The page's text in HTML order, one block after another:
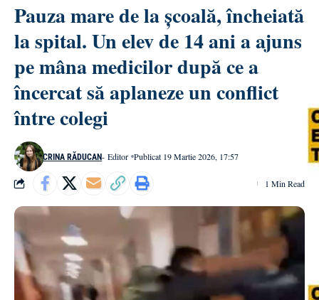
Pauza mare de la școală, încheiată
la spital. Un elev de 14 ani a ajuns
pe mâna medicilor după ce a
încercat să aplaneze un conflict
între colegi
CRINA RĂDUCAN- Editor Publicat 19 Martie 2026, 17:57
1 Min Read